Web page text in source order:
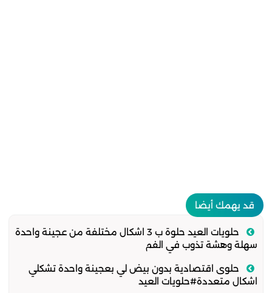
قد يهمك أيضا
حلويات العيد حلوة ب 3 اشكال مختلفة من عجينة واحدة
سهلة وهشة تذوب في الفم
حلوى اقتصادية بدون بيض لي بعجينة واحدة تشكلي
اشكال متعددة#حلويات العيد